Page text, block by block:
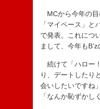
MCから今年の目
「マイペース」
で発表。これにつ
まして、今年も
続けて「ハロー
り、デートしたり
会いしたいですね
「なんか恥ずかし